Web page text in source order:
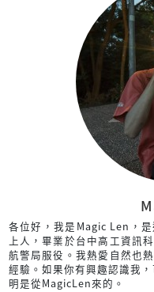
各位好，我是Magic Len，
上人，畢業於台中高工資訊
航警局服役。我熱愛自然也
經驗。如果你有興趣認識我
明是從MagicLen來的。